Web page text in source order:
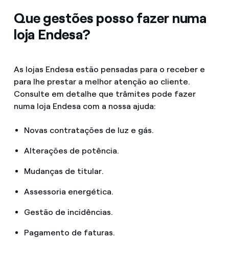
Que gestões posso fazer numa
loja Endesa?
As lojas Endesa estão pensadas para o receber e
para lhe prestar a melhor atenção ao cliente.
Consulte em detalhe que trâmites pode fazer
numa loja Endesa com a nossa ajuda:
Novas contratações de luz e gás.
Alterações de potência.
Mudanças de titular.
Assessoria energética.
Gestão de incidências.
Pagamento de faturas.